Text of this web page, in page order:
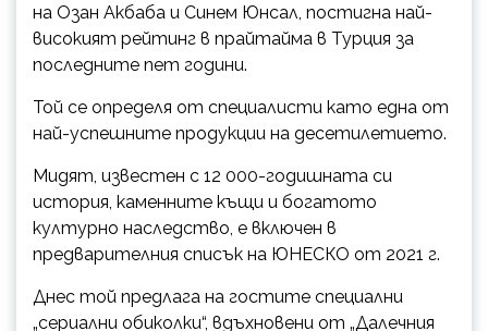
на Озан Акбаба и Синем Юнсал, постигна най-
високият рейтинг в прайтайма в Турция за
последните пет години.
Той се определя от специалисти като една от
най-успешните продукции на десетилетието.
Мидят, известен с 12 000-годишната си
история, каменните къщи и богатото
културно наследство, е включен в
предварителния списък на ЮНЕСКО от 2021 г.
Днес той предлага на гостите специални
„сериални обиколки“, вдъхновени от „Далечния